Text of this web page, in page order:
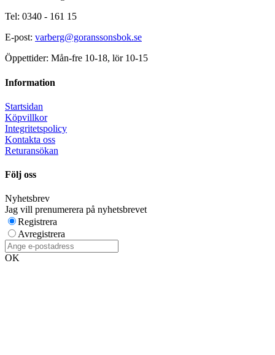
Tel: 0340 - 161 15
E-post: varberg@goranssonsbok.se
Öppettider: Mån-fre 10-18, lör 10-15
Information
Startsidan
Köpvillkor
Integritetspolicy
Kontakta oss
Returansökan
Följ oss
Nyhetsbrev
Jag vill prenumerera på nyhetsbrevet
Registrera
Avregistrera
OK